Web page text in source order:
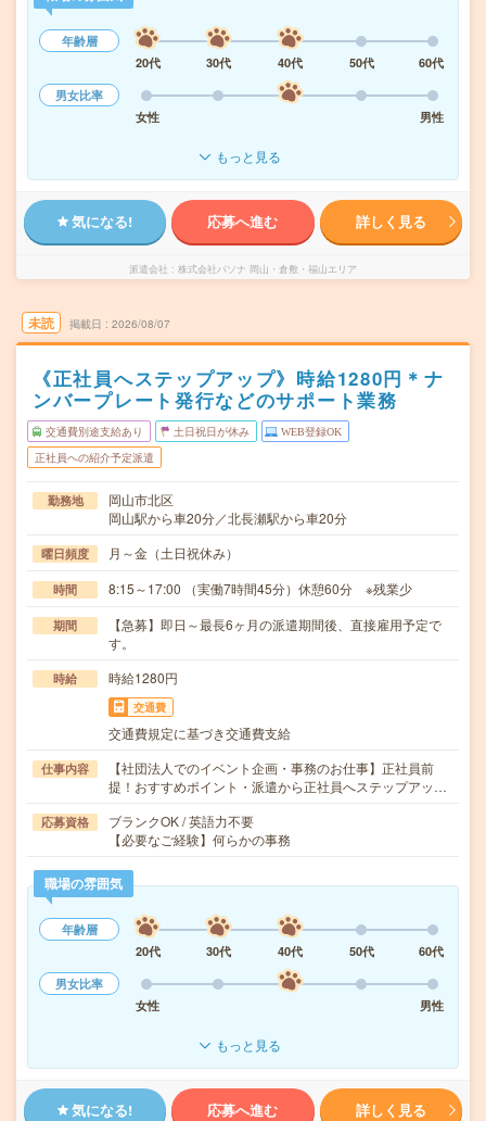
年齢層
20代
30代 40代 50代
60代
男女比率
女性
男性
もっと見る
気になる! 応募へ進む 詳しく見る
派遣会社 株式会社パソナ 岡山・倉敷・福山エリア
未読 掲載日 2026/08/07
《正社員へステップアップ》時給1280円＊ナ
ンバープレート発行などのサポート業務
交通費別途支給あり 土日祝日が休み WEB登録OK
正社員への紹介予定派遣
勤務地
岡山市北区
岡山駅から車20分／北長瀬駅から車20分
曜日頻度 月～金（土日祝休み）
時間 8:15～17:00 （実働7時間45分）休憩60分 ※残業少
期間
【急募】即日～最長6ヶ月の派遣期間後、直接雇用予定で
す。
時給 時給1280円
交通費
交通費規定に基づき交通費支給
仕事内容
【社団法人でのイベント企画・事務のお仕事】正社員前
提！おすすめポイント・派遣から正社員へステップアッ…
応募資格
ブランクOK / 英語力不要
【必要なご経験】何らかの事務
職場の雰囲気
年齢層
20代
30代 40代 50代
60代
男女比率
女性
男性
もっと見る
気になる! 応募へ進む 詳しく見る